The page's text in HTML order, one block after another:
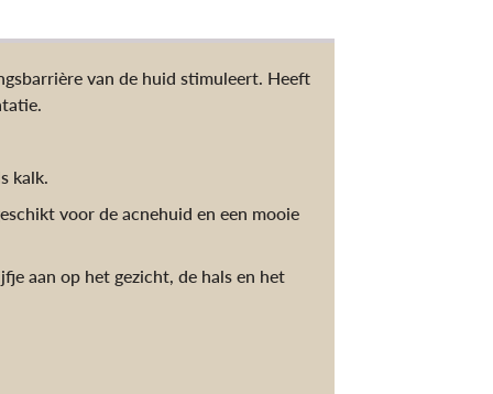
van de huid stimuleert. Heeft
kalk.
voor de acnehuid en een mooie
aan op het gezicht, de hals en het